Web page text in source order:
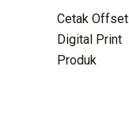
Cetak Offset
Digital Print
Produk